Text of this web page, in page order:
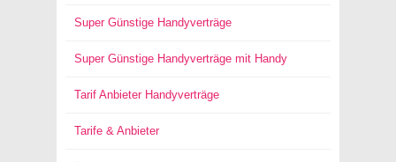
Super Günstige Handyverträge
Super Günstige Handyverträge mit Handy
Tarif Anbieter Handyverträge
Tarife & Anbieter